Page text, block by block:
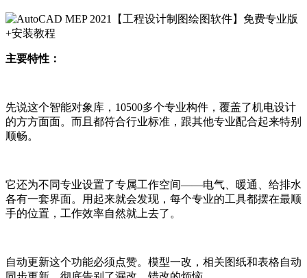
主要特性：
先说这个智能对象库，10500多个专业构件，覆盖了机电设计
的方方面面。而且都符合行业标准，跟其他专业配合起来特别
顺畅。
它还为不同专业设置了专属工作空间——电气、暖通、给排水
各有一套界面。用起来就会发现，每个专业的工具都摆在最顺
手的位置，工作效率自然就上去了。
自动更新这个功能必须点赞。模型一改，相关图纸和表格自动